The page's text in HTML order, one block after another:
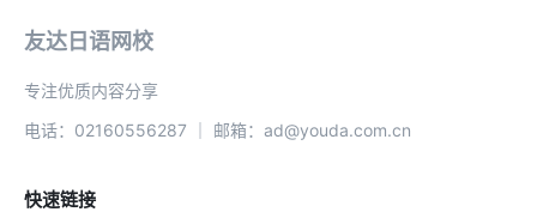
友达日语网校
专注优质内容分享
电话：02160556287 ｜ 邮箱：ad@youda.com.cn
快速链接